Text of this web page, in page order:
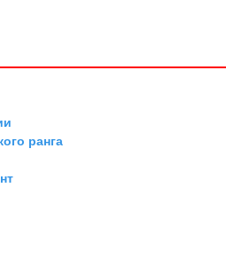
ранга